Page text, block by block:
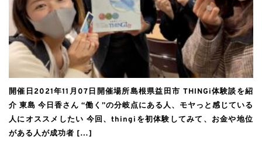
開催日2021年11月07日開催場所島根県益田市 THINGi体験談を紹
介 東島 今日香さん “働く”の分岐点にある人、モヤっと感じている
人にオススメしたい 今回、thingiを初体験してみて、お金や地位
がある人が成功者 […]